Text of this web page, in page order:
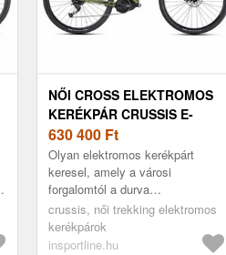
NŐI CROSS ELEKTROMOS
KERÉKPÁR CRUSSIS E-
CROSS LOW 7.10 518WH
28" - 2025
630 400 Ft
Olyan elektromos kerékpárt
keresel, amely a városi
forgalomtól a durva
terepviszonyokig mindent elbír?
A Crussis e-Cross Low 7.10 női
cross elektro...
crussis, női trekking elektromos
kerékpárok
insportline.hu